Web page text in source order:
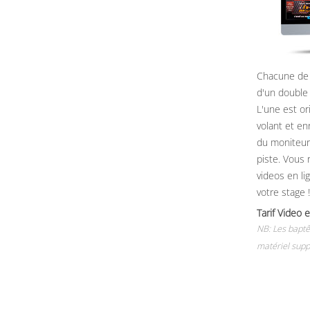
Chacune
d'un
L'une est
volant et
du
piste. Vous
videos en
votre stage !
Tarif Video
NB: Les
matériel